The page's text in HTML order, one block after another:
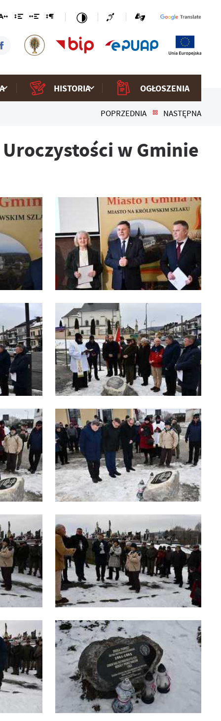
HISTORIA OGŁOSZENIA
POPRZEDNIA NASTĘPNA
w Gminie